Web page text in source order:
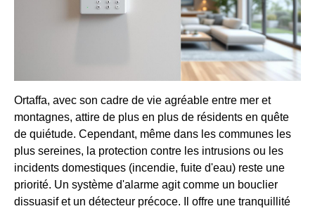
Ortaffa, avec son cadre de vie agréable entre mer et
montagnes, attire de plus en plus de résidents en quête
de quiétude. Cependant, même dans les communes les
plus sereines, la protection contre les intrusions ou les
incidents domestiques (incendie, fuite d'eau) reste une
priorité. Un système d'alarme agit comme un bouclier
dissuasif et un détecteur précoce. Il offre une tranquillité